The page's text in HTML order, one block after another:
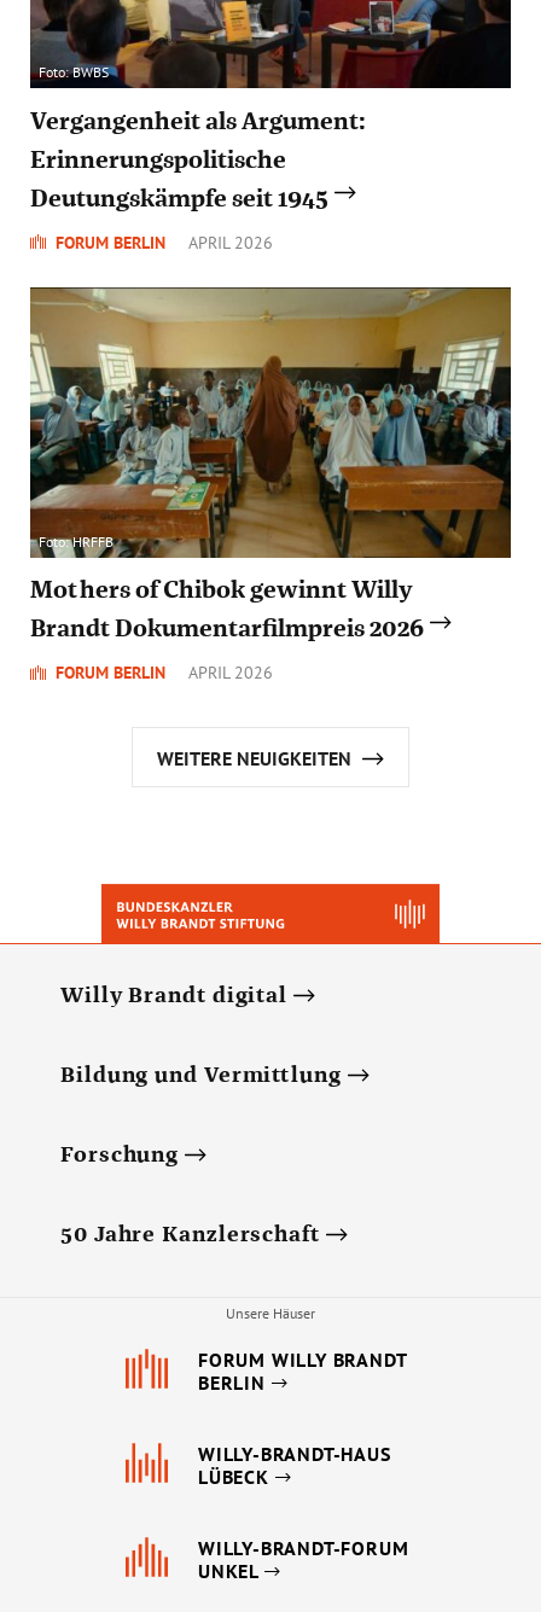
Foto: BWBS
Vergangenheit als Argument:
Erinnerungspolitische
Deutungskämpfe seit 1945
FORUM BERLIN APRIL 2026
Foto: HRFFB
Mothers of Chibok gewinnt Willy
Brandt Dokumentarfilmpreis 2026
FORUM BERLIN APRIL 2026
WEITERE NEUIGKEITEN
Willy Brandt digital
Bildung und Vermittlung
Forschung
50 Jahre Kanzlerschaft
Unsere Häuser
FORUM WILLY BRANDT
BERLIN
WILLY-BRANDT-HAUS
LÜBECK
WILLY-BRANDT-FORUM
UNKEL